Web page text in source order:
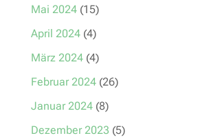
Mai 2024(15)
April 2024(4)
März 2024(4)
Februar 2024(26)
Januar 2024(8)
Dezember 2023 (5)